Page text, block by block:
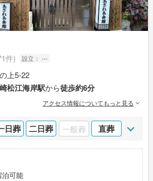
件) 設立： ---
上5-22
松江海岸駅から徒歩約6分
アクセス情報についてもっと見る
日葬 二日葬 一般葬 直葬
泊可能